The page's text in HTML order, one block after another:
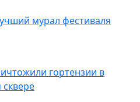
мурал фестиваля
гортензии в